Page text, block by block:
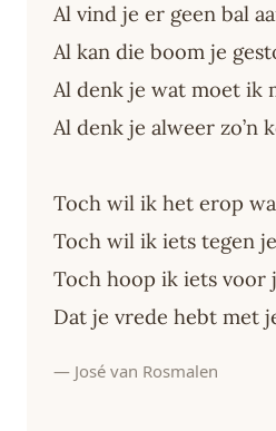
Al vind je er geen bal
Al kan die boom je
Al denk je wat moet ik
Al denk je alweer zo’n
Toch wil ik het erop
Toch wil ik iets tegen
Toch hoop ik iets voor
Dat je vrede hebt met
— José van Rosmalen